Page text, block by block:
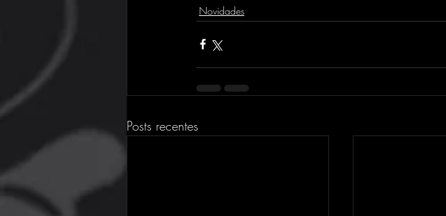
Novidades
Posts recentes